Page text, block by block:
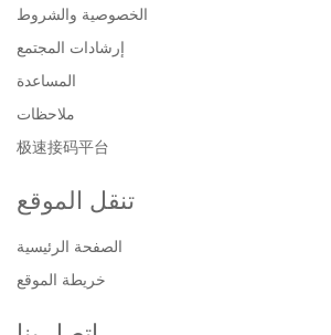
الخصوصية والشروط
إرشادات المجتمع
المساعدة
ملاحظات
极速接码平台
تنقل الموقع
الصفحة الرئيسية
خريطة الموقع